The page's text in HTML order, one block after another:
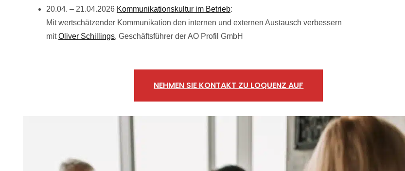
20.04. – 21.04.2026 Kommunikationskultur im Betrieb:
Mit wertschätzender Kommunikation den internen und externen Austausch verbessern
mitOliver Schillings, Geschäftsführer der AO Profil GmbH
NEHMEN SIE KONTAKT ZU LOQUENZ AUF